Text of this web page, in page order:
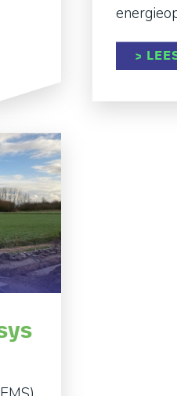
EN WAT
>